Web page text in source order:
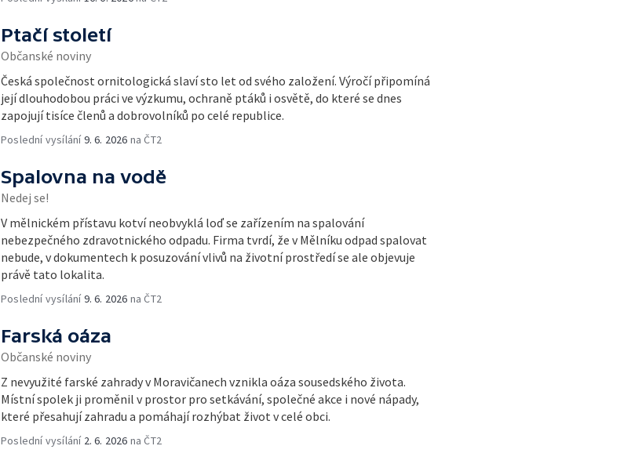
Ptačí století
Občanské noviny
Česká společnost ornitologická slaví sto let od svého založení. Výročí připomíná
její dlouhodobou práci ve výzkumu, ochraně ptáků i osvětě, do které se dnes
zapojují tisíce členů a dobrovolníků po celé republice.
Poslední vysílání9. 6. 2026 na ČT2
Spalovna na vodě
Nedej se!
V mělnickém přístavu kotví neobvyklá loď se zařízením na spalování
nebezpečného zdravotnického odpadu. Firma tvrdí, že v Mělníku odpad spalovat
nebude, v dokumentech k posuzování vlivů na životní prostředí se ale objevuje
právě tato lokalita.
Poslední vysílání9. 6. 2026 na ČT2
Farská oáza
Občanské noviny
Z nevyužité farské zahrady v Moravičanech vznikla oáza sousedského života.
Místní spolek ji proměnil v prostor pro setkávání, společné akce i nové nápady,
které přesahují zahradu a pomáhají rozhýbat život v celé obci.
Poslední vysílání 2. 6. 2026 na ČT2